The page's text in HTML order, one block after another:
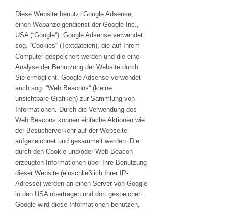
Diese Website benutzt Google Adsense,
einen Webanzeigendienst der Google Inc.,
USA (“Google“). Google Adsense verwendet
sog. “Cookies“ (Textdateien), die auf Ihrem
Computer gespeichert werden und die eine
Analyse der Benutzung der Website durch
Sie ermöglicht. Google Adsense verwendet
auch sog. “Web Beacons“ (kleine
unsichtbare Grafiken) zur Sammlung von
Informationen. Durch die Verwendung des
Web Beacons können einfache Aktionen wie
der Besucherverkehr auf der Webseite
aufgezeichnet und gesammelt werden. Die
durch den Cookie und/oder Web Beacon
erzeugten Informationen über Ihre Benutzung
dieser Website (einschließlich Ihrer IP-
Adresse) werden an einen Server von Google
in den USA übertragen und dort gespeichert.
Google wird diese Informationen benutzen,